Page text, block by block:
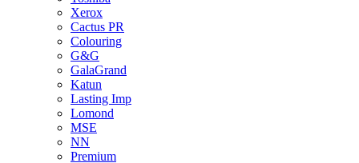
Xerox
Cactus PR
Colouring
G&G
GalaGrand
Katun
Lasting Imp
Lomond
MSE
NN
Premium